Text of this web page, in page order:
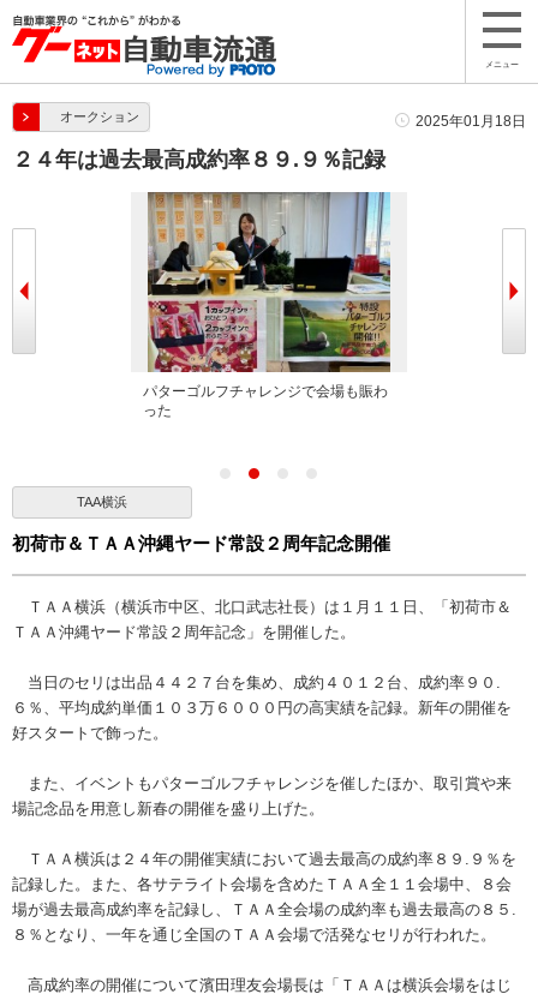
メニュー
オークション 2025年01月18日
２４年は過去最高成約率８９.９％記録
パターゴルフチャレンジで会場も賑わ
った
TAA横浜
初荷市＆ＴＡＡ沖縄ヤード常設２周年記念開催
ＴＡＡ横浜（横浜市中区、北口武志社長）は１月１１日、「初荷市＆
ＴＡＡ沖縄ヤード常設２周年記念」を開催した。
当日のセリは出品４４２７台を集め、成約４０１２台、成約率９０.
６％、平均成約単価１０３万６０００円の高実績を記録。新年の開催を
好スタートで飾った。
また、イベントもパターゴルフチャレンジを催したほか、取引賞や来
場記念品を用意し新春の開催を盛り上げた。
ＴＡＡ横浜は２４年の開催実績において過去最高の成約率８９.９％を
記録した。また、各サテライト会場を含めたＴＡＡ全１１会場中、８会
場が過去最高成約率を記録し、ＴＡＡ全会場の成約率も過去最高の８５.
８％となり、一年を通じ全国のＴＡＡ会場で活発なセリが行われた。
高成約率の開催について濱田理友会場長は「ＴＡＡは横浜会場をはじ